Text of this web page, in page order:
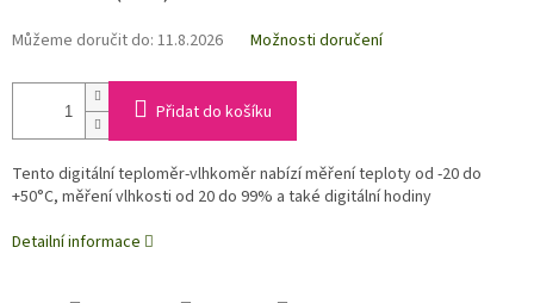
Můžeme doručit do: 11.8.2026 Možnosti doručení
Přidat do košíku
Tento digitální teploměr-vlhkoměr nabízí měření teploty od -20 do
+50°C, měření vlhkosti od 20 do 99% a také digitální hodiny
Detailní informace